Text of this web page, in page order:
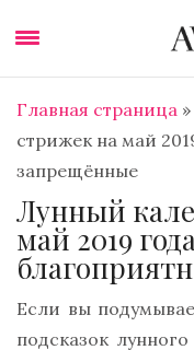
Главная страница »
стрижек на май
запрещённые
Лунный
май 2019
Если вы
подсказок